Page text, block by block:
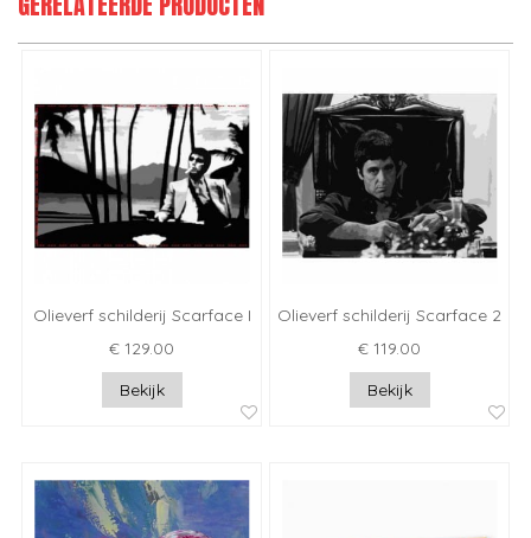
Olieverf schilderij Scarface I
€ 129.00
Bekijk
Olieverf schilderij Scarface 2
€ 119.00
Bekijk